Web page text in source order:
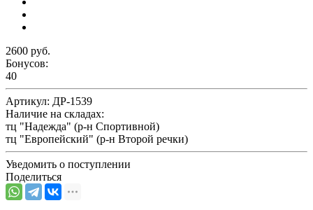
2600 руб.
Бонусов:
40
Артикул: ДР-1539
Наличие на складах:
тц "Надежда" (р-н Спортивной)
тц "Европейский" (р-н Второй речки)
Уведомить о поступлении
Поделиться